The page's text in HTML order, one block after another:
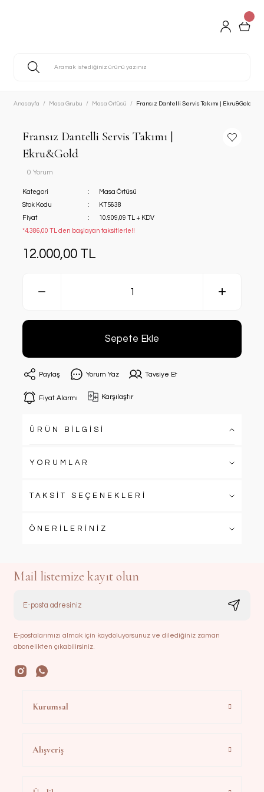
Anasayfa Masa Grubu Masa Örtüsü Fransız Dantelli Servis Takımı | Ekru&Gold
Fransız Dantelli Servis Takımı |
Ekru&Gold
0 Yorum
Kategori
Masa Örtüsü
Stok Kodu
KT5638
Fiyat
10.909,09 TL + KDV
*4.386,00 TL den başlayan taksitlerle!!
12.000,00 TL
Sepete Ekle
Paylaş Yorum Yaz Tavsiye Et
Fiyat Alarmı Karşılaştır
ÜRÜN BİLGİSİ
YORUMLAR
TAKSİT SEÇENEKLERİ
ÖNERİLERİNİZ
Mail listemize kayıt olun
E-postalarımızı almak için kaydoluyorsunuz ve dilediğiniz zaman
abonelikten çıkabilirsiniz.
Kurumsal
Alışveriş